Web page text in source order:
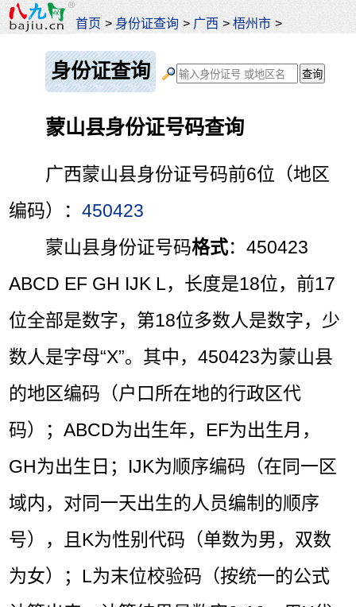
首页 > 身份证查询 > 广西 >梧州市 >
身份证查询
蒙山县身份证号码查询
广西蒙山县身份证号码前6位（地区
编码）：450423
蒙山县身份证号码格式：450423
ABCD EF GH IJK L，长度是18位，前17
位全部是数字，第18位多数人是数字，少
数人是字母“X”。其中，450423为蒙山县
的地区编码（户口所在地的行政区代
码）；ABCD为出生年，EF为出生月，
GH为出生日；IJK为顺序编码（在同一区
域内，对同一天出生的人员编制的顺序
号），且K为性别代码（单数为男，双数
为女）；L为末位校验码（按统一的公式